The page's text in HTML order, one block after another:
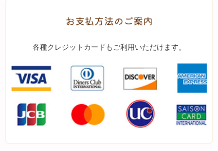
お支払方法のご案内
各種クレジットカードもご利用いただけます。